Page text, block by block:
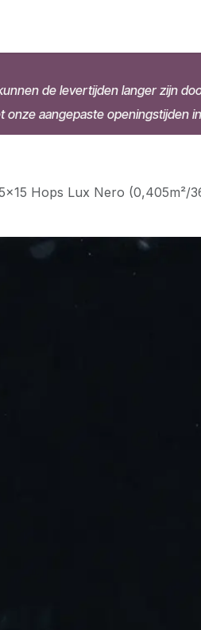
de levertijden langer zijn
onze aangepaste openingstijden
Hops Lux Nero (0,405m²/